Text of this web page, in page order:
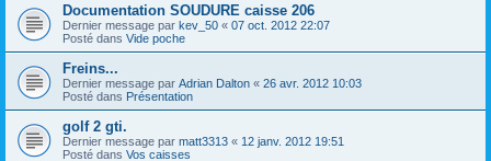
Documentation SOUDURE caisse 206
Dernier message par kev_50 « 07 oct. 2012 22:07
Posté dans Vide poche
Freins...
Dernier message par Adrian Dalton « 26 avr. 2012 10:03
Posté dans Présentation
golf 2 gti.
Dernier message par matt3313 « 12 janv. 2012 19:51
Posté dans Vos caisses